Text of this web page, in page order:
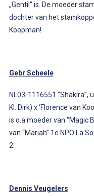
„Gentil“ is. De moeder
dochter van het
Koopman!
Gebr Scheele
NL03-1116551 ”Shakira”,
Kl. Dirk) x ‘Florence van
is o.a moeder van “Magic
van “Mariah” 1e NPO La
2.
Dennis Veugelers